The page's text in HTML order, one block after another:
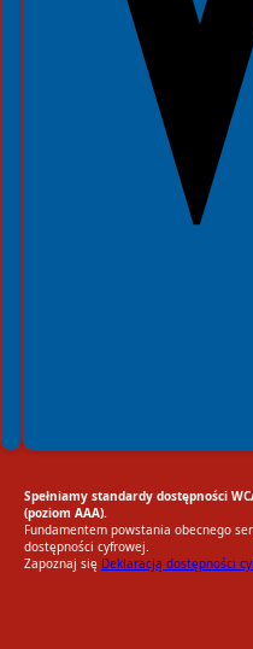
Spełniamy standardy dostępności
(poziom AAA).
Fundamentem powstania obecnego
dostępności cyfrowej.
Zapoznaj się Deklaracją dostępności